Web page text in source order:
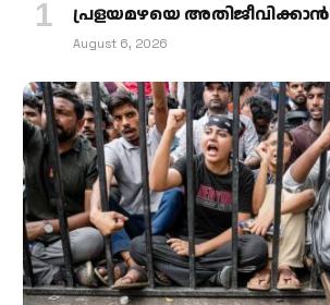
പ്രളയമഴയെ അതിജീവിക്കാന്‍
August 6, 2026